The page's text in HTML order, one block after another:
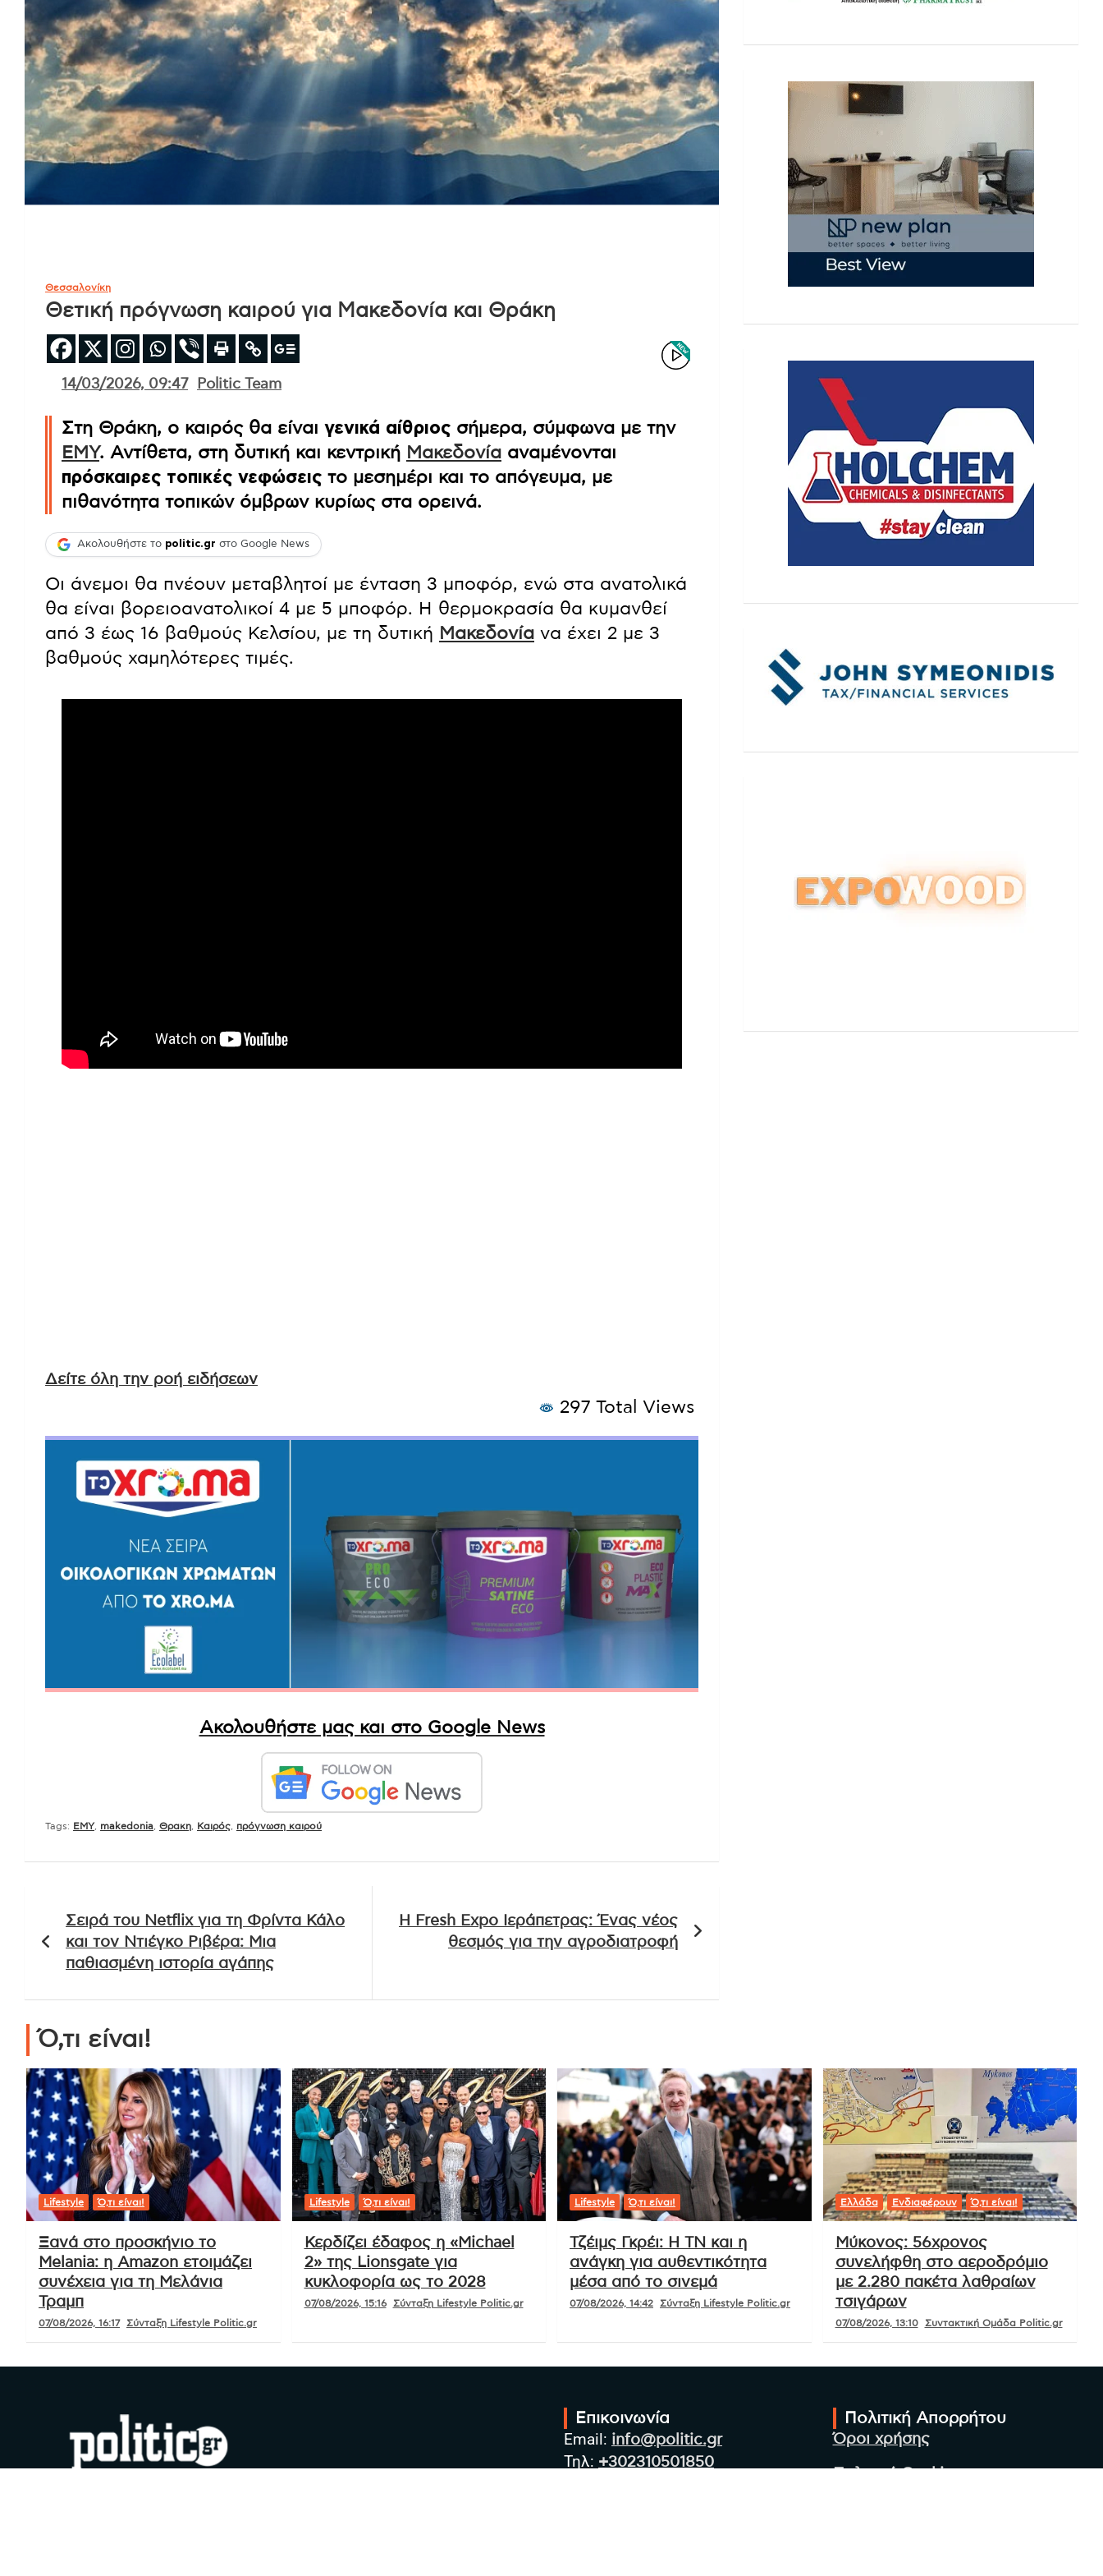
Θεσσαλονίκη
Θετική πρόγνωση καιρού για Μακεδονία και Θράκη
14/03/2026, 09:47 Politic Team
Στη Θράκη, ο καιρός θα είναι γενικά αίθριος σήμερα, σύμφωνα με την
ΕΜΥ. Αντίθετα, στη δυτική και κεντρική Μακεδονία αναμένονται
πρόσκαιρες τοπικές νεφώσεις το μεσημέρι και το απόγευμα, με
πιθανότητα τοπικών όμβρων κυρίως στα ορεινά.
Ακολουθήστε το politic.gr στο Google News
Οι άνεμοι θα πνέουν μεταβλητοί με ένταση 3 μποφόρ, ενώ στα ανατολικά
θα είναι βορειοανατολικοί 4 με 5 μποφόρ. Η θερμοκρασία θα κυμανθεί
από 3 έως 16 βαθμούς Κελσίου, με τη δυτική Μακεδονία να έχει 2 με 3
βαθμούς χαμηλότερες τιμές.
Δείτε όλη την ροή ειδήσεων
297 Total Views
Ακολουθήστε μας και στο Google News
Tags: EMY, makedonia Θρακη Καιρός πρόγνωση καιρού
άρθρων
Σειρά του Netflix για τη Φρίντα Κάλο
και τον Ντιέγκο Ριβέρα: Μια
παθιασμένη ιστορία αγάπης
Η Fresh Expo Ιεράπετρας: Ένας νέος
θεσμός για την αγροδιατροφή
Ό,τι είναι!
Lifestyle Ό,τι είναι!
Ξανά στο προσκήνιο το
Melania: η Amazon ετοιμάζει
συνέχεια για τη Μελάνια
Τραμπ
07/08/2026, 16:17 Σύνταξη Lifestyle Politic.gr
Lifestyle Ό,τι είναι!
Κερδίζει έδαφος η «Michael
2» της Lionsgate για
κυκλοφορία ως το 2028
07/08/2026, 15:16 Σύνταξη Lifestyle Politic.gr
Lifestyle Ό,τι είναι!
Τζέιμς Γκρέι: Η ΤΝ και η
ανάγκη για αυθεντικότητα
μέσα από το σινεμά
07/08/2026, 14:42 Σύνταξη Lifestyle Politic.gr
Ελλάδα Ενδιαφέρουν Ό,τι είναι!
Μύκονος: 56χρονος
συνελήφθη στο αεροδρόμιο
με 2.280 πακέτα λαθραίων
τσιγάρων
07/08/2026, 13:10 Συντακτική Ομάδα Politic.gr
Επικοινωνία
Email: info@politic.gr
Τηλ: +302310501850
Πολιτική Απορρήτου
Όροι χρήσης
Πολιτική Cookies